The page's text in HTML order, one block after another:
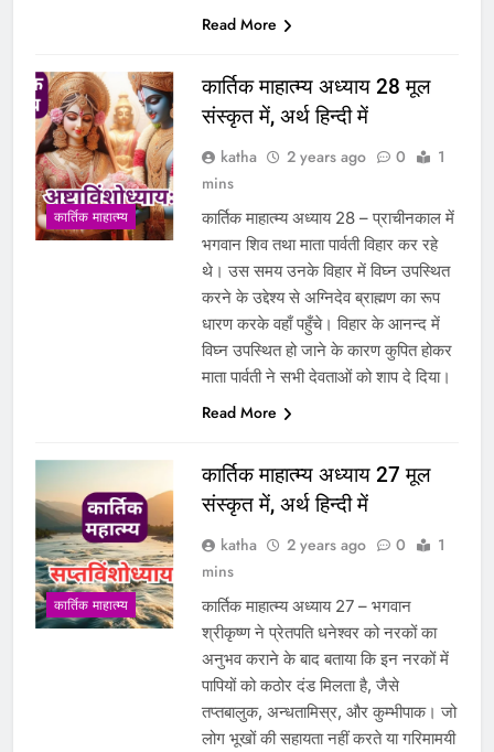
Read More
कार्तिक माहात्म्य
कार्तिक माहात्म्य अध्याय 28 मूल
संस्कृत में, अर्थ हिन्दी में
katha 2 years ago 0
1
mins
कार्तिक माहात्म्य अध्याय 28 – प्राचीनकाल में
भगवान शिव तथा माता पार्वती विहार कर रहे
थे। उस समय उनके विहार में विघ्न उपस्थित
करने के उद्देश्य से अग्निदेव ब्राह्मण का रूप
धारण करके वहाँ पहुँचे। विहार के आनन्द में
विघ्न उपस्थित हो जाने के कारण कुपित होकर
माता पार्वती ने सभी देवताओं को शाप दे दिया।
Read More
कार्तिक माहात्म्य
कार्तिक माहात्म्य अध्याय 27 मूल
संस्कृत में, अर्थ हिन्दी में
katha 2 years ago 0
1
mins
कार्तिक माहात्म्य अध्याय 27 – भगवान
श्रीकृष्ण ने प्रेतपति धनेश्वर को नरकों का
अनुभव कराने के बाद बताया कि इन नरकों में
पापियों को कठोर दंड मिलता है, जैसे
तप्तबालुक, अन्धतामिस्र, और कुम्भीपाक। जो
लोग भूखों की सहायता नहीं करते या गरिमामयी